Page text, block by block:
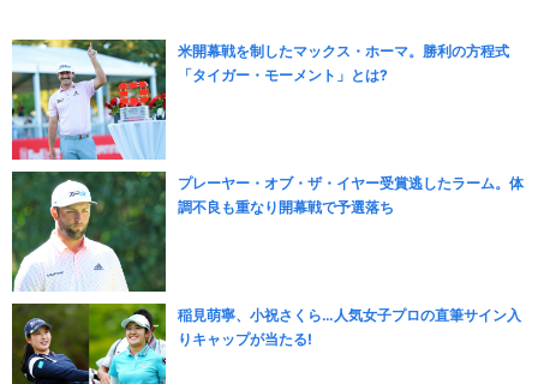
米開幕戦を制したマックス・ホーマ。勝利の方程式
「タイガー・モーメント」とは?
プレーヤー・オブ・ザ・イヤー受賞逃したラーム。体
調不良も重なり開幕戦で予選落ち
稲見萌寧、小祝さくら…人気女子プロの直筆サイン入
りキャップが当たる!